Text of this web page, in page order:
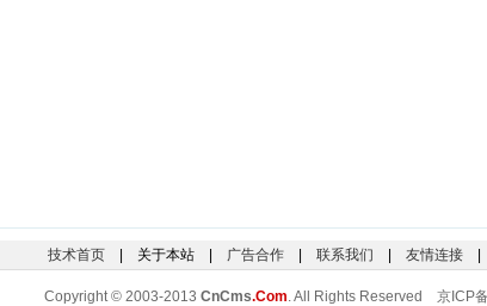
技术首页| 关于本站 | 广告合作| 联系我们 友情连接|
Copyright © 2003-2013 CnCms.Com. All Rights Reserved 京ICP